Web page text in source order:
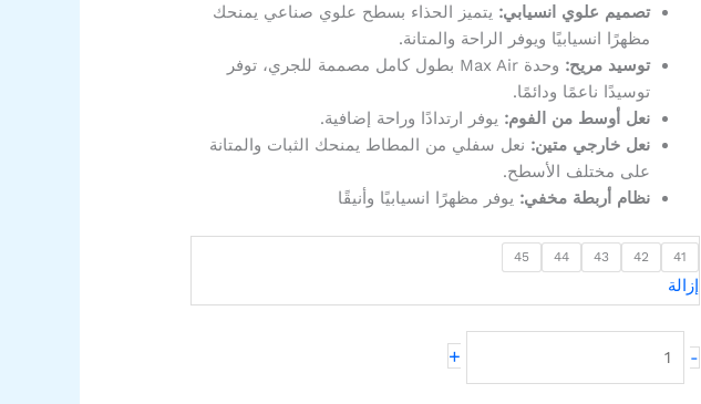
تصميم علوي انسيابي: يتميز الحذاء بسطح علوي صناعي يمنحك
مظهرًا انسيابيًا ويوفر الراحة والمتانة.
توسيد مريح:
وحدة Max Air بطول كامل مصممة للجري، توفر
توسيدًا ناعمًا ودائمًا.
نعل أوسط من الفوم: يوفر ارتدادًا وراحة إضافية.
نعل خارجي متين: نعل سفلي من المطاط يمنحك الثبات والمتانة
على مختلف الأسطح.
نظام أربطة مخفي: يوفر مظهرًا انسيابيًا وأنيقًا
41
42
43
44
45
إزالة
-
+